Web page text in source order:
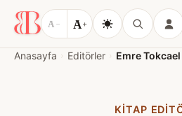
A − A+
Anasayfa Editörler Emre Tokcael
KITAP